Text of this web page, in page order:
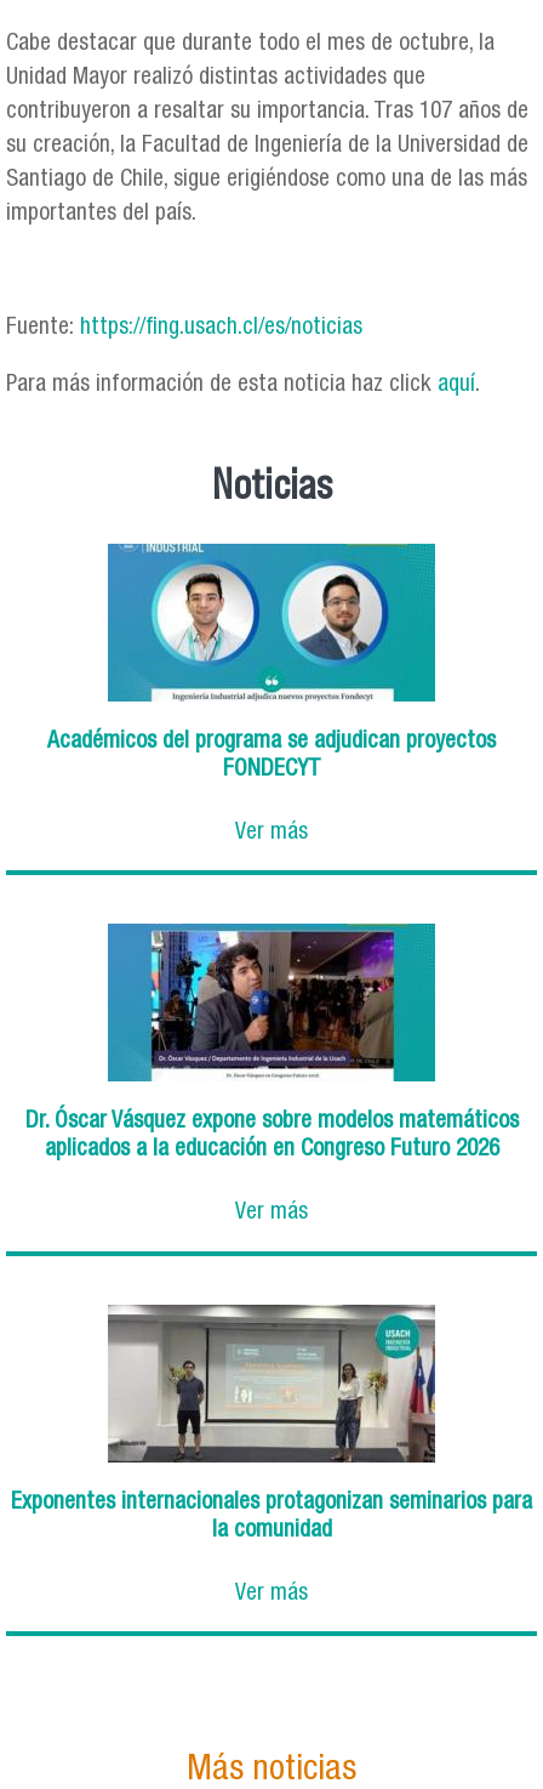
Cabe destacar que durante todo el mes de octubre, la
Unidad Mayor realizó distintas actividades que
contribuyeron a resaltar su importancia. Tras 107 años de
su creación, la Facultad de Ingeniería de la Universidad de
Santiago de Chile, sigue erigiéndose como una de las más
importantes del país.
Fuente: https://fing.usach.cl/es/noticias
Para más información de esta noticia haz click aquí.
Noticias
Académicos del programa se adjudican proyectos
FONDECYT
Ver más
Dr. Óscar Vásquez expone sobre modelos matemáticos
aplicados a la educación en Congreso Futuro 2026
Ver más
Exponentes internacionales protagonizan seminarios para
la comunidad
Ver más
Más noticias